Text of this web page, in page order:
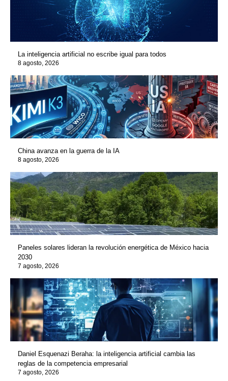
La inteligencia artificial no escribe igual para todos
8 agosto, 2026
China avanza en la guerra de la IA
8 agosto, 2026
Paneles solares lideran la revolución energética de México hacia
2030
7 agosto, 2026
Daniel Esquenazi Beraha: la inteligencia artificial cambia las
reglas de la competencia empresarial
7 agosto, 2026